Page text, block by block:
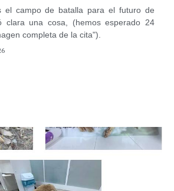
el campo de batalla para el futuro de
clara una cosa, (hemos esperado 24
completa de la cita").